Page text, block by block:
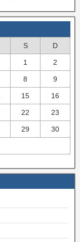
S D
1 2
8 9
15 16
22 23
29 30